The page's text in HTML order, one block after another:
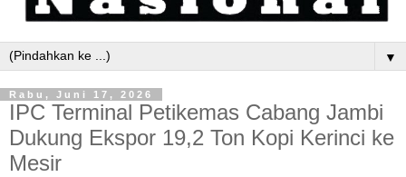
▼
Rabu, Juni 17, 2026
IPC Terminal Petikemas Cabang Jambi
Dukung Ekspor 19,2 Ton Kopi Kerinci ke
Mesir